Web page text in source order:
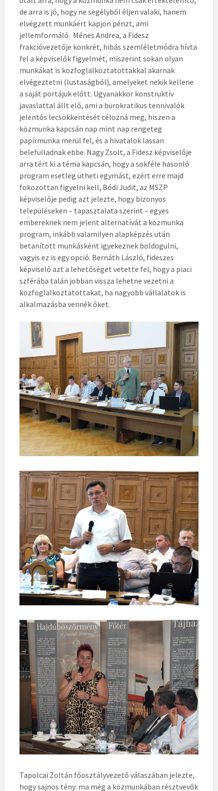
de arra is jó, hogy ne segélyből éljen valaki, hanem
elvégzett munkáért kapjon pénzt, ami
jellemformáló. Ménes Andrea, a Fidesz
frakcióvezetője konkrét, hibás szemléletmódra hívta
fel a képviselők figyelmét, miszerint sokan olyan
munkákat is közfoglalkoztatottakkal akarnak
elvégeztetni (lustaságból), amelyeket nekik kellene
a saját portájuk előtt. Ugyanakkor konstruktív
javaslattal állt elő, ami a bürokratikus tennivalók
jelentős lecsökkentését célozná meg, hiszen a
közmunka kapcsán nap mint nap rengeteg
papírmunka merül fel, és a hivatalok lassan
belefulladnak ebbe. Nagy Zsolt, a Fidesz képviselője
arra tért ki a téma kapcsán, hogy a sokféle hasonló
program esetleg ütheti egymást, ezért erre majd
fokozottan figyelni kell, Bódi Judit, az MSZP
képviselője pedig azt jelezte, hogy bizonyos
településeken – tapasztalata szerint – egyes
embereknek nem jelent alternatívát a közmunka
program, inkább valamilyen alapképzés után
betanított munkásként igyekeznek boldogulni,
vagyis ez is egy opció. Bernáth László, fideszes
képviselő azt a lehetőséget vetette fel, hogy a piaci
szférába talán jobban vissza lehetne vezetni a
közfoglalkoztatottakat, ha nagyobb vállalatok is
alkalmazásba vennék őket.
Tapolcai Zoltán főosztályvezető válaszában jelezte,
hogy sajnos tény: ma még a közmunkában résztvevők